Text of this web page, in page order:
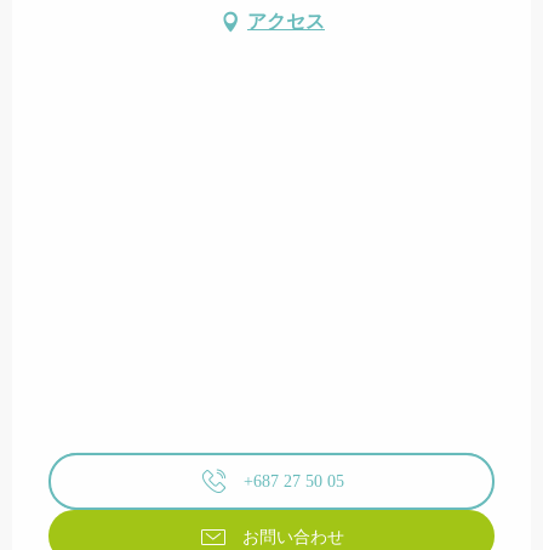
アクセス
+687 27 50 05
お問い合わせ